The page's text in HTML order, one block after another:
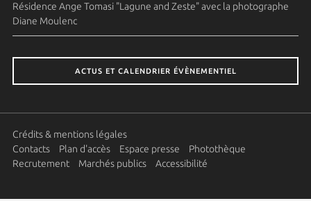
Résidence Ange Tomasi "Lagune and Zeste" avec la photographe
Diane Moulenc
ACTUS ET CALENDRIER ÉVÈNEMENTIEL
Crédits & mentions légales
Contacts
Plan d'accès Espace presse
Photothèque
Recrutement
Marchés publics Accessibilité